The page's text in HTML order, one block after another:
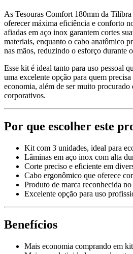
As Tesouras Comfort 180mm da Tilibra
oferecer máxima eficiência e conforto
afiadas em aço inox garantem cortes
materiais, enquanto o cabo anatômico
nas mãos, reduzindo o esforço durante
Esse kit é ideal tanto para uso pessoal
uma excelente opção para quem
economia, além de ser muito procurado
corporativos.
Por que escolher este
Kit com 3 unidades, ideal para
Lâminas em aço inox com alta
Corte preciso e eficiente em
Cabo ergonômico que oferece
Produto de marca reconhecida
Excelente opção para uso
Benefícios
Mais economia comprando em kit